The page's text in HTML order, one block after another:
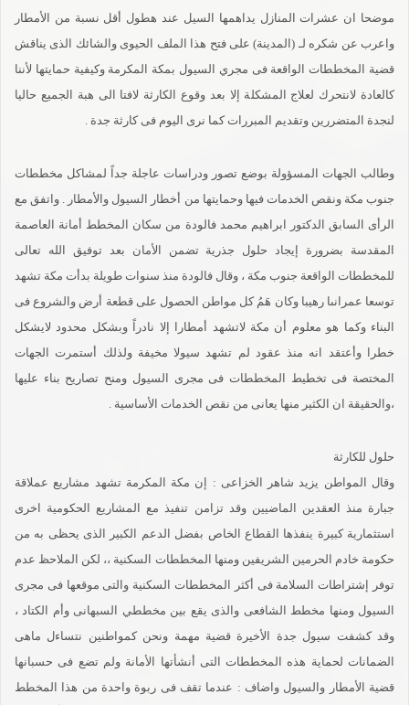
موضحا ان عشرات المنازل يداهمها السيل عند هطول أقل نسبة من الأمطار
واعرب عن شكره لـ (المدينة) على فتح هذا الملف الحيوى والشائك الذى يناقش
قضية المخططات الواقعة فى مجري السيول بمكة المكرمة وكيفية حمايتها لأننا
كالعادة لانتحرك لعلاج المشكلة إلا بعد وقوع الكارثة لافتا الى هبة الجميع حاليا
لنجدة المتضررين وتقديم المبررات كما نرى اليوم فى كارثة جدة .
وطالب الجهات المسؤولة بوضع تصور ودراسات عاجلة جداً لمشاكل مخططات
جنوب مكة ونقص الخدمات فيها وحمايتها من أخطار السيول والأمطار . واتفق مع
الرأى السابق الدكتور ابراهيم محمد فالودة من سكان المخطط أمانة العاصمة
المقدسة بضرورة إيجاد حلول جذرية تضمن الأمان بعد توفيق الله تعالى
للمخططات الواقعة جنوب مكة ، وقال فالودة منذ سنوات طويلة بدأت مكة تشهد
توسعا عمرانىا رهيبا وكان هَمُ كل مواطن الحصول على قطعة أرض والشروع فى
البناء وكما هو معلوم أن مكة لاتشهد أمطارا إلا نادراً وبشكل محدود لايشكل
خطرا وأعتقد انه منذ عقود لم تشهد سيولا مخيفة ولذلك أستمرت الجهات
المختصة فى تخطيط المخططات فى مجرى السيول ومنح تصاريح بناء عليها
،والحقيقة ان الكثير منها يعانى من نقص الخدمات الأساسية .
حلول للكارثة
وقال المواطن يزيد شاهر الخزاعى : إن مكة المكرمة تشهد مشاريع عملاقة
جبارة منذ العقدين الماضيين وقد تزامن تنفيذ مع المشاريع الحكومية اخرى
استثمارية كبيرة ينفذها القطاع الخاص بفضل الدعم الكبير الذى يحظى به من
حكومة خادم الحرمين الشريفين ومنها المخططات السكنية ،، لكن الملاحظ عدم
توفر إشتراطات السلامة فى أكثر المخططات السكنية والتى موقعها فى مجرى
السيول ومنها مخطط الشافعى والذى يقع بين مخططي السبهانى وأم الكتاد ،
وقد كشفت سيول جدة الأخيرة قضية مهمة ونحن كمواطنين نتساءل ماهى
الضمانات لحماية هذه المخططات التى أنشأتها الأمانة ولم تضع فى حسبانها
قضية الأمطار والسيول واضاف : عندما تقف فى ربوة واحدة من هذا المخطط